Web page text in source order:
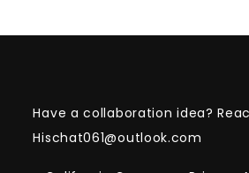
Have a collaboration idea?
Hischat061@outlook.com